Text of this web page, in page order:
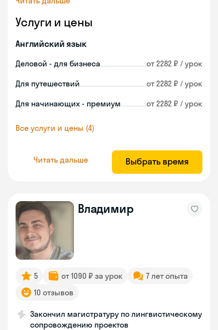
Услуги и цены
Английский язык
Деловой - для бизнеса от 2282 ₽ / урок
Для путешествий от 2282 ₽ / урок
Для начинающих - премиум от 2282 ₽ / урок
Все услуги и цены (4)
Читать дальше Выбрать время
Владимир
5 от 1090 ₽ за урок
7 лет опыта
10 отзывов
Закончил магистратуру по лингвистическому
сопровождению проектов